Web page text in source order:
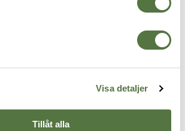
Visa detaljer
Tillåt alla
Poseidon Pant Ranger